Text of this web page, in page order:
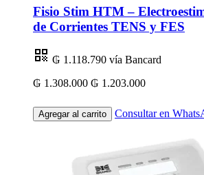
Fisio Stim HTM –
de Corrientes TENS y FES
₲ 1.118.790 vía Bancard
₲ 1.308.000 ₲ 1.203.000
Agregar al carrito Consultar en